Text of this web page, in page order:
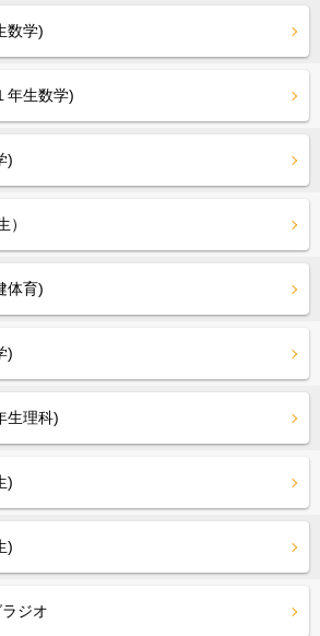
数学)
年生数学)
)
）
体育)
)
生理科)
)
)
ジオ